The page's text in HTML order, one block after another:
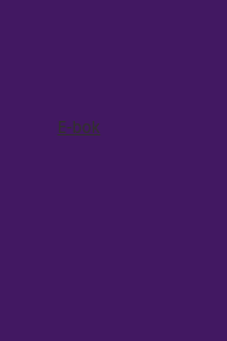
E-bok